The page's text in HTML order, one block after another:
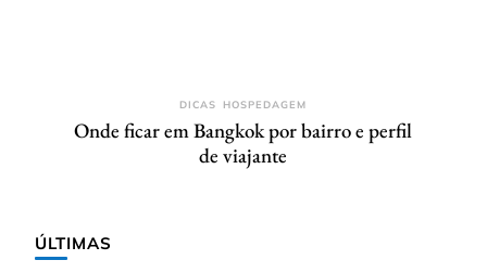
DICAS HOSPEDAGEM
Onde ficar em Bangkok por bairro e perfil
de viajante
ÚLTIMAS